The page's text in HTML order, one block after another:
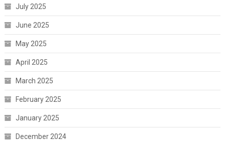
July 2025
June 2025
May 2025
April 2025
March 2025
February 2025
January 2025
December 2024